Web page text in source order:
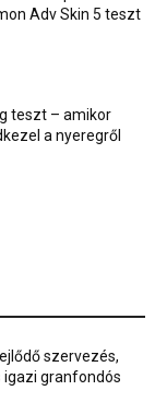
Adv Skin 5 teszt
teszt – amikor
a nyeregről
szervezés,
igazi granfondós